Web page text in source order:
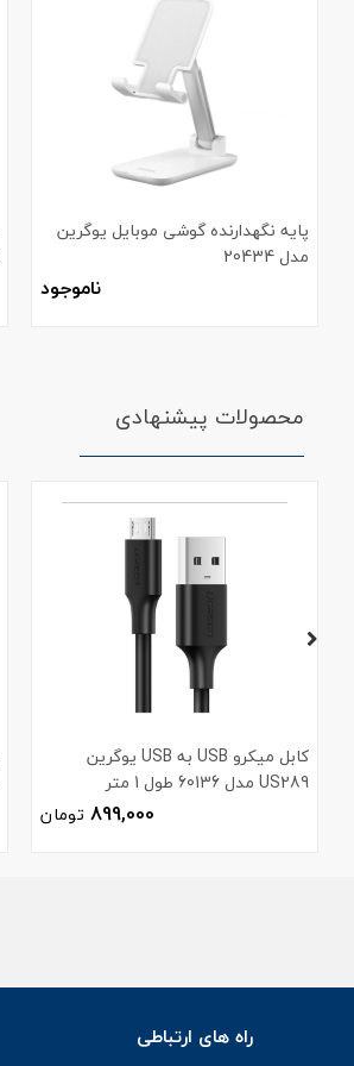
پایه نگهدارنده گوشی موبایل یوگرین
مدل 20434
ناموجود
محصولات پیشنهادی
کابل میکرو USB به USB یوگرین
US289 مدل 60136 طول 1 متر
899,000 تومان
راه های ارتباطی